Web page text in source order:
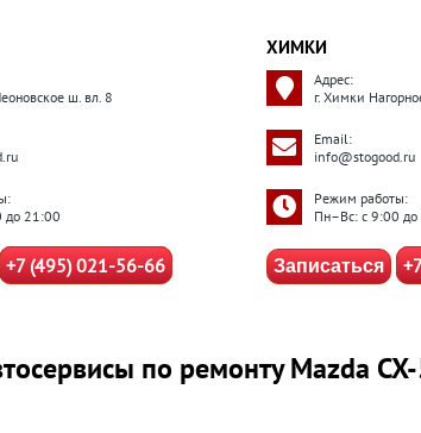
ш. вл. 8
до 21:00
+7 (495) 021-56-66
ХИМКИ
Адрес:
г. Химки
Email:
info@stogood.ru
Режим работы:
Пн–Вс: с 9:00
Записаться
по ремонту Mazda